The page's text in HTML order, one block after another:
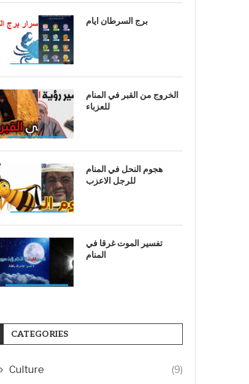
برج السرطان ايام
الخروج من القبر في المنام
للعزباء
هجوم النحل في المنام
للرجل الاعزب
تفسير الموت غرقا في
المنام
CATEGORIES
Culture (9)